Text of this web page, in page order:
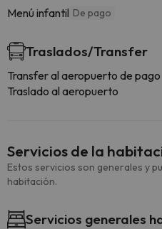
Menú infantil De pago
Traslados/Transfer
Transfer al aeropuerto de pago
Traslado al aeropuerto
Servicios de la
Estos servicios son generales y
habitación.
Servicios generales